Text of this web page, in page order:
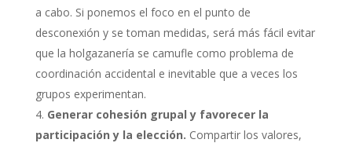
a cabo. Si ponemos el foco en el punto de
desconexión y se toman medidas, será más fácil evitar
que la holgazanería se camufle como problema de
coordinación accidental e inevitable que a veces los
grupos experimentan.
Generar cohesión grupal y favorecer la
participación y la elección. Compartir los valores,